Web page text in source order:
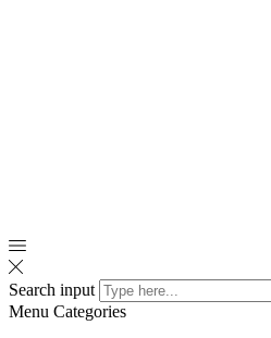
Search input
Menu Categories